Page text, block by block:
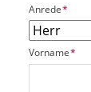
k
P
P
f
l
i
c
Anrede*
P
f
Vorname*